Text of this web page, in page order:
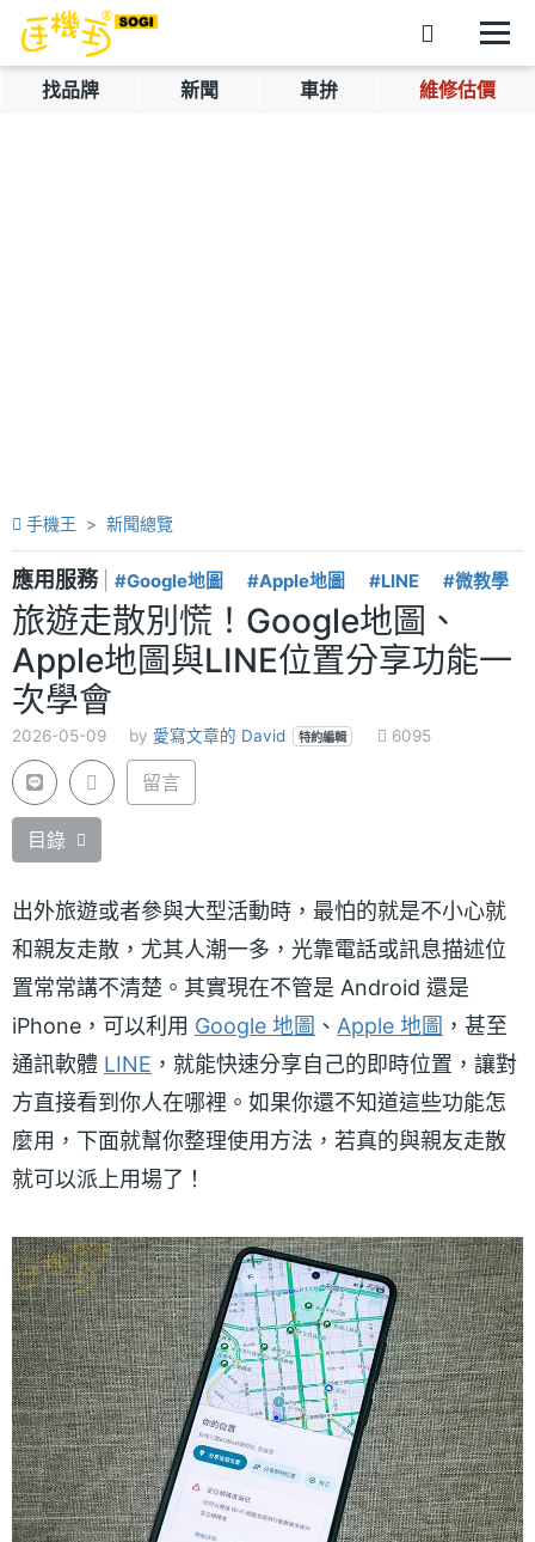
找品牌 新聞 車拚 維修估價
手機王 新聞總覽
應用服務 #Google地圖 #Apple地圖 #LINE #微教學
旅遊走散別慌！Google地圖、
Apple地圖與LINE位置分享功能一
次學會
2026-05-09 by 愛寫文章的 David 特約編輯 6095
留言
目錄
出外旅遊或者參與大型活動時，最怕的就是不小心就
和親友走散，尤其人潮一多，光靠電話或訊息描述位
置常常講不清楚。其實現在不管是 Android 還是
iPhone，可以利用 Google 地圖 、 Apple 地圖 ，甚至
通訊軟體 LINE ，就能快速分享自己的即時位置，讓對
方直接看到你人在哪裡。如果你還不知道這些功能怎
麼用，下面就幫你整理使用方法，若真的與親友走散
就可以派上用場了！